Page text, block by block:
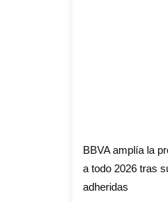
BBVA amplía la
a todo 2026 tras
adheridas